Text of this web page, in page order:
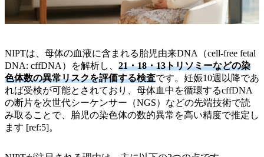
NIPTは、母体の血液に含まれる胎児由来DNA（cell-free fetal
DNA: cffDNA）を解析し、 21・18・13トリソミーなどの染
色体数の異常リスクを評価する検査です。妊娠10週以降であ
れば受検が可能とされており、母体血中を循環するcffDNA
の断片を次世代シーケンサー（NGS）などの先端技術で読
み取ることで、胎児の染色体の数的異常を高い精度で推定し
ます [ref:5]。